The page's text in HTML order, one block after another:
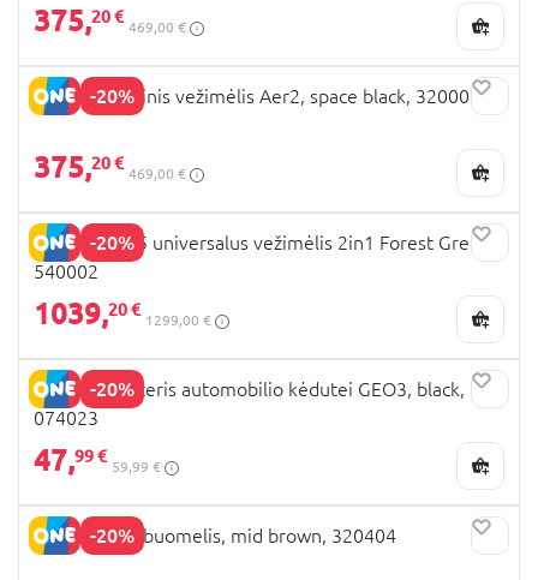
375,20 €
469,00 €
-20%
JOOLZ sportinis vežimėlis Aer2, space black, 320000
375,20 €
469,00 €
-20%
JOOLZ DAY 5 universalus vežimėlis 2in1 Forest Green,
540002
1039,20 €
1299,00 €
-20%
JOOLZ adapteris automobilio kėdutei GEO3, black,
074023
47,99 €
59,99 €
-20%
JOOLZ Aer2 buomelis, mid brown, 320404